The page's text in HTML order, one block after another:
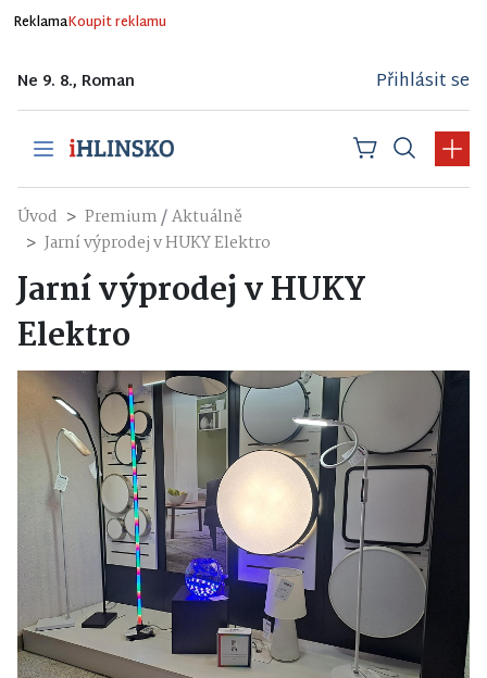
ReklamaKoupit reklamu
Ne 9. 8., Roman Přihlásit se
Úvod Premium/Aktuálně
Jarní výprodej v HUKY Elektro
Jarní výprodej v HUKY
Elektro